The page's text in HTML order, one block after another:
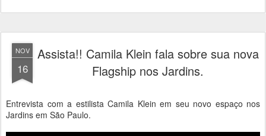
NOV
16
Assista!! Camila Klein fala sobre sua nova
Flagship nos Jardins.
Entrevista com a estilista Camila Klein em seu novo espaço nos
Jardins em São Paulo.